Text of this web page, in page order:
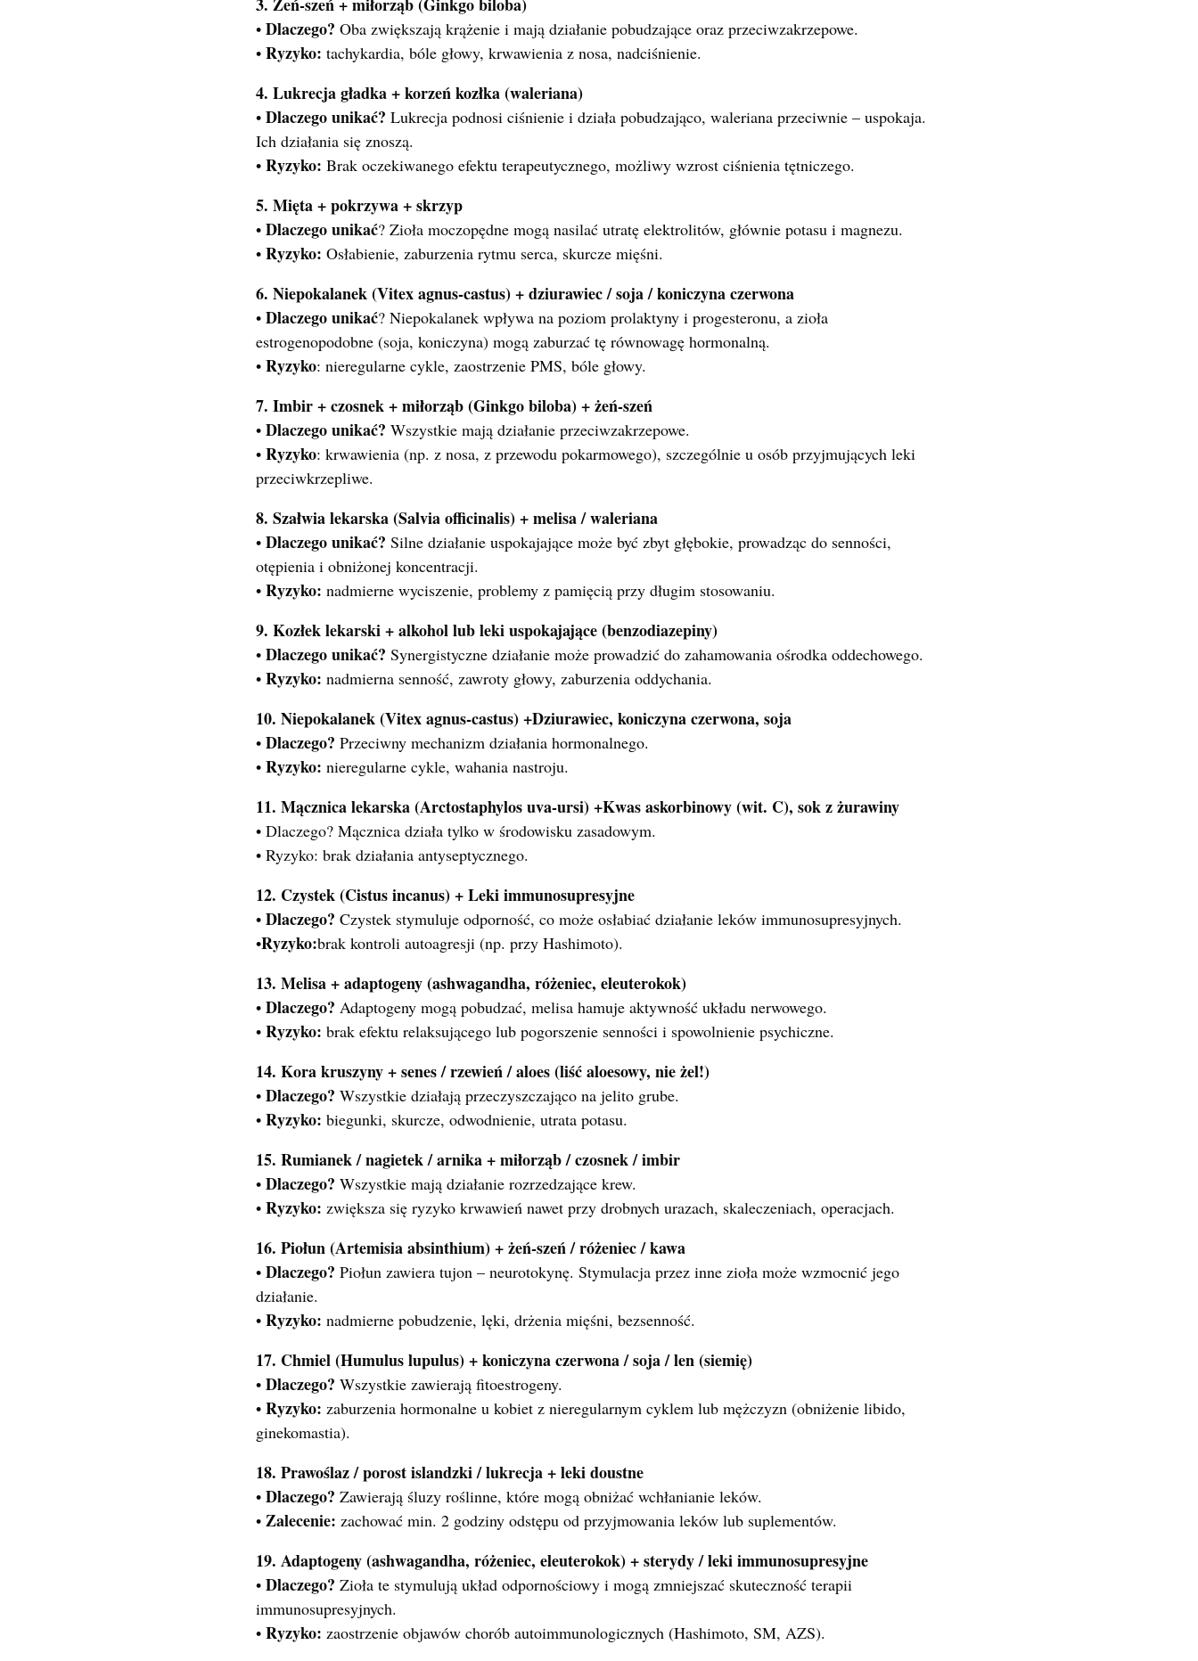
• Dlaczego? Oba zwiększają krążenie i mają działanie pobudzające oraz przeciwzakrzepowe.
• Ryzyko: tachykardia, bóle głowy, krwawienia z nosa, nadciśnienie.
4. Lukrecja gładka + korzeń kozłka (waleriana)
• Dlaczego unikać? Lukrecja podnosi ciśnienie i działa pobudzająco, waleriana przeciwnie – uspokaja.
Ich działania się znoszą.
• Ryzyko: Brak oczekiwanego efektu terapeutycznego, możliwy wzrost ciśnienia tętniczego.
5. Mięta + pokrzywa + skrzyp
• Dlaczego unikać? Zioła moczopędne mogą nasilać utratę elektrolitów, głównie potasu i magnezu.
• Ryzyko: Osłabienie, zaburzenia rytmu serca, skurcze mięśni.
6. Niepokalanek (Vitex agnus-castus) + dziurawiec / soja / koniczyna czerwona
• Dlaczego unikać? Niepokalanek wpływa na poziom prolaktyny i progesteronu, a zioła
estrogenopodobne (soja, koniczyna) mogą zaburzać tę równowagę hormonalną.
• Ryzyko: nieregularne cykle, zaostrzenie PMS, bóle głowy.
7. Imbir + czosnek + miłorząb (Ginkgo biloba) + żeń-szeń
• Dlaczego unikać? Wszystkie mają działanie przeciwzakrzepowe.
• Ryzyko: krwawienia (np. z nosa, z przewodu pokarmowego), szczególnie u osób przyjmujących leki
przeciwkrzepliwe.
8. Szałwia lekarska (Salvia officinalis) + melisa / waleriana
• Dlaczego unikać? Silne działanie uspokajające może być zbyt głębokie, prowadząc do senności,
otępienia i obniżonej koncentracji.
• Ryzyko: nadmierne wyciszenie, problemy z pamięcią przy długim stosowaniu.
9. Kozłek lekarski + alkohol lub leki uspokajające (benzodiazepiny)
• Dlaczego unikać? Synergistyczne działanie może prowadzić do zahamowania ośrodka oddechowego.
• Ryzyko: nadmierna senność, zawroty głowy, zaburzenia oddychania.
10. Niepokalanek (Vitex agnus-castus) +Dziurawiec, koniczyna czerwona, soja
• Dlaczego? Przeciwny mechanizm działania hormonalnego.
• Ryzyko: nieregularne cykle, wahania nastroju.
11. Mącznica lekarska (Arctostaphylos uva-ursi) +Kwas askorbinowy (wit. C), sok z żurawiny
• Dlaczego? Mącznica działa tylko w środowisku zasadowym.
• Ryzyko: brak działania antyseptycznego.
12. Czystek (Cistus incanus) + Leki immunosupresyjne
• Dlaczego? Czystek stymuluje odporność, co może osłabiać działanie leków immunosupresyjnych.
•Ryzyko:brak kontroli autoagresji (np. przy Hashimoto).
13. Melisa + adaptogeny (ashwagandha, różeniec, eleuterokok)
• Dlaczego? Adaptogeny mogą pobudzać, melisa hamuje aktywność układu nerwowego.
• Ryzyko: brak efektu relaksującego lub pogorszenie senności i spowolnienie psychiczne.
14. Kora kruszyny + senes / rzewień / aloes (liść aloesowy, nie żel!)
• Dlaczego? Wszystkie działają przeczyszczająco na jelito grube.
• Ryzyko: biegunki, skurcze, odwodnienie, utrata potasu.
15. Rumianek / nagietek / arnika + miłorząb / czosnek / imbir
• Dlaczego? Wszystkie mają działanie rozrzedzające krew.
• Ryzyko: zwiększa się ryzyko krwawień nawet przy drobnych urazach, skaleczeniach, operacjach.
16. Piołun (Artemisia absinthium) + żeń-szeń / różeniec / kawa
• Dlaczego? Piołun zawiera tujon – neurotokynę. Stymulacja przez inne zioła może wzmocnić jego
działanie.
• Ryzyko: nadmierne pobudzenie, lęki, drżenia mięśni, bezsenność.
17. Chmiel (Humulus lupulus) + koniczyna czerwona / soja / len (siemię)
• Dlaczego? Wszystkie zawierają fitoestrogeny.
• Ryzyko: zaburzenia hormonalne u kobiet z nieregularnym cyklem lub mężczyzn (obniżenie libido,
ginekomastia).
18. Prawoślaz / porost islandzki / lukrecja + leki doustne
• Dlaczego? Zawierają śluzy roślinne, które mogą obniżać wchłanianie leków.
• Zalecenie: zachować min. 2 godziny odstępu od przyjmowania leków lub suplementów.
19. Adaptogeny (ashwagandha, różeniec, eleuterokok) + sterydy / leki immunosupresyjne
• Dlaczego? Zioła te stymulują układ odpornościowy i mogą zmniejszać skuteczność terapii
immunosupresyjnych.
• Ryzyko: zaostrzenie objawów chorób autoimmunologicznych (Hashimoto, SM, AZS).